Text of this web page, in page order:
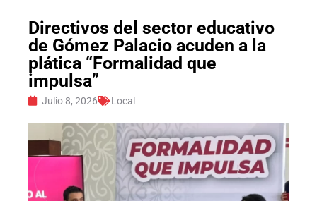
Directivos del sector educativo
de Gómez Palacio acuden a la
plática “Formalidad que
impulsa”
Julio 8, 2026 Local